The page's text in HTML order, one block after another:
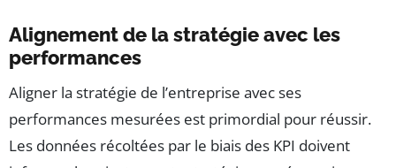
Alignement de la stratégie avec les
performances
Aligner la stratégie de l’entreprise avec ses
performances mesurées est primordial pour réussir.
Les données récoltées par le biais des KPI doivent